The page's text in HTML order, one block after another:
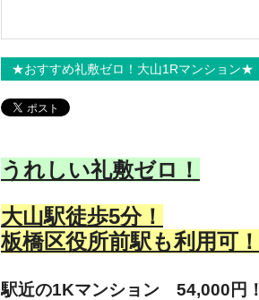
★おすすめ礼敷ゼロ！大山1Rマンション★
うれしい礼敷ゼロ！
大山駅徒歩5分！
板橋区役所前駅も利用可！
駅近の1Kマンション 54,000円！